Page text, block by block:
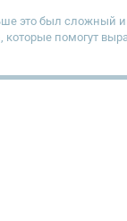
это был сложный
которые помогут